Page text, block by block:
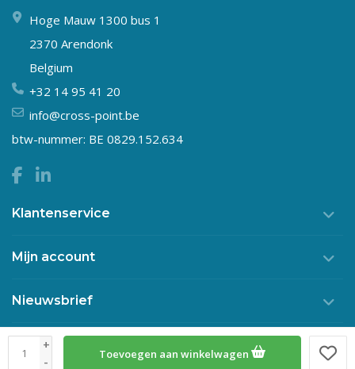
+
-
Toevoegen aan winkelwagen
Hoge Mauw 1300 bus 1
2370 Arendonk
Belgium
+32 14 95 41 20
info@cross-point.be
btw-nummer: BE 0829.152.634
Klantenservice
Mijn account
Nieuwsbrief
© Copyright 2026 Crosspoint